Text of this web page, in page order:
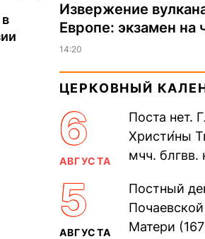
Извержение
Европе: экзамен на
14:20
ЦЕРКОВНЫЙ
6
АВГУСТА
Поста нет.
Христи́ны
мчч. блгвв.
Дави́да
5
АВГУСТА
Постный
Матери